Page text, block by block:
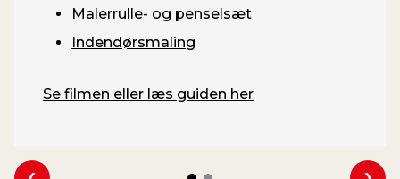
Malerrulle- og penselsæt
Indendørsmaling
Se filmen eller læs guiden her